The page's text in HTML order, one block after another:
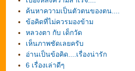
ค้นหาความเป็นตัวตนของตน....
ข้อคิดที่ไม่ควรมองข้าม
หลวงตา กับ เด็กวัด
เห็นภาพชัดเลยครับ
อ่านเป็นข้อคิด....เรื่องน่ารัก
6 เรื่องเล่าดีๆ